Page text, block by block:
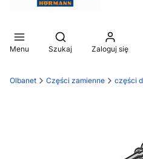
Menu
Otwórz wyszukiwarkę
Szukaj Zaloguj się
Olbanet Części zamienne